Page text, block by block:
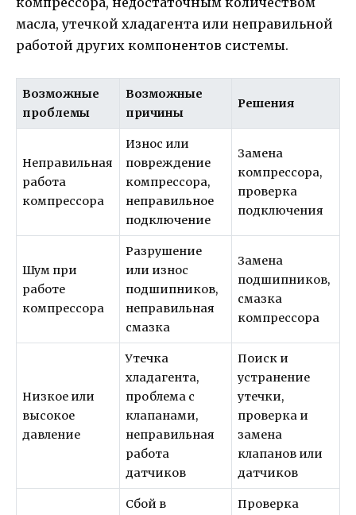
масла, утечкой хладагента или неправильной
работой других компонентов системы.
Возможные
проблемы
Возможные
причины
Решения
Неправильная
работа
компрессора
Износ или
повреждение
компрессора,
неправильное
подключение
Замена
компрессора,
проверка
подключения
Шум при
работе
компрессора
Разрушение
или износ
подшипников,
неправильная
смазка
Замена
подшипников,
смазка
компрессора
Низкое или
высокое
давление
Утечка
хладагента,
проблема с
клапанами,
неправильная
работа
датчиков
Поиск и
устранение
утечки,
проверка и
замена
клапанов или
датчиков
Сбой в
Проверка